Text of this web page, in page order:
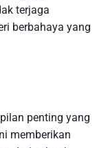
terjaga
berbahaya yang
penting yang
memberikan